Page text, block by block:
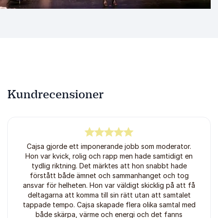
scen är Cajsa Rännar ett uppskattat val. Hennes
Kundrecensioner
av5
Cajsa gjorde ett imponerande jobb som moderator.
Hon var kvick, rolig och rapp men hade samtidigt en
tydlig riktning. Det märktes att hon snabbt hade
förstått både ämnet och sammanhanget och tog
ansvar för helheten. Hon var väldigt skicklig på att få
deltagarna att komma till sin rätt utan att samtalet
tappade tempo. Cajsa skapade flera olika samtal med
både skärpa, värme och energi och det fanns